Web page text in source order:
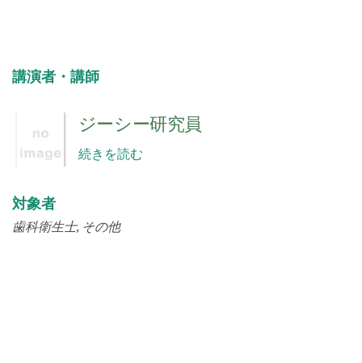
講演者・講師
ジーシー研究員
続きを読む
対象者
歯科衛生士 その他